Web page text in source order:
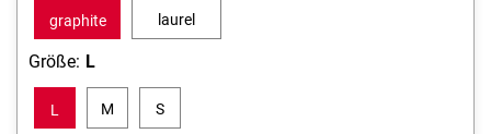
graphite
black/slab
laurel
green
Größe: L
L M S